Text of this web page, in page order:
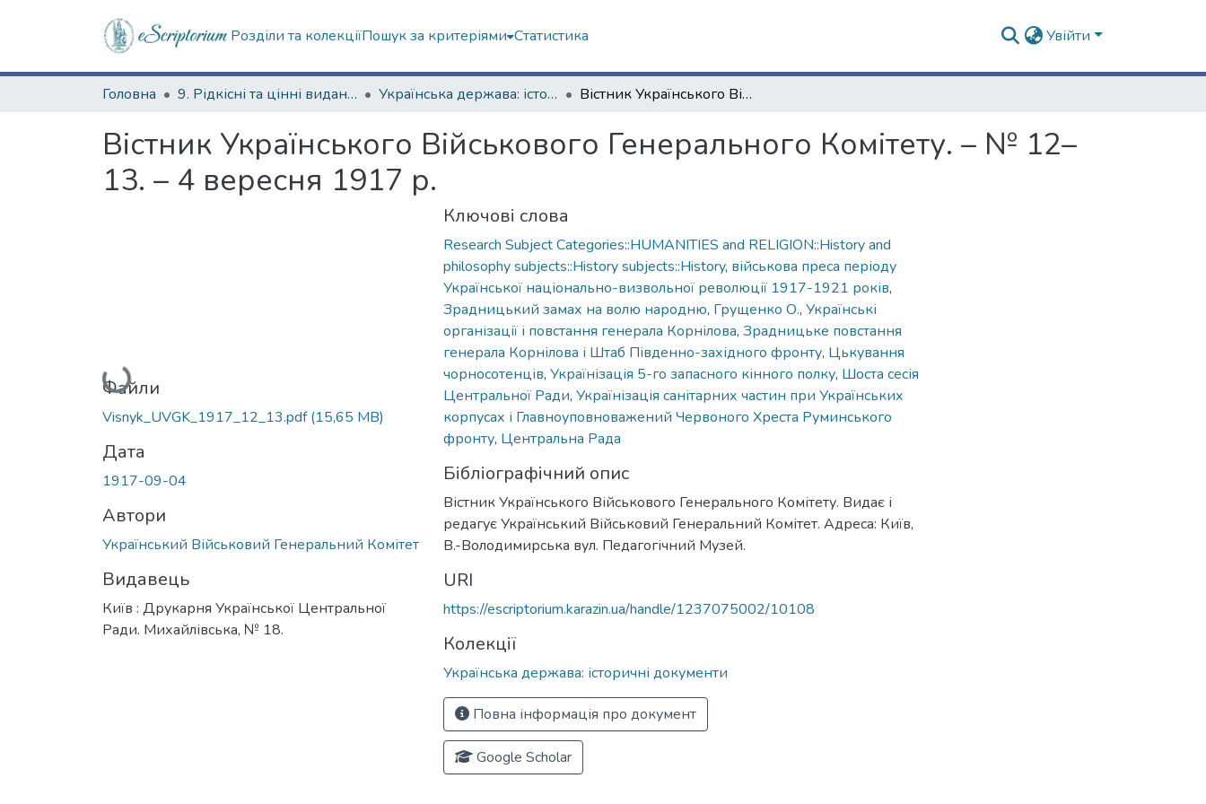
Розділи та колекціїПошук за критеріями Статистика Увійти
Головна 9. Рідкісні та цінні видання Українська держава: історичні документи Вістник Українського Військового Генерального Комітету. – № 12–13. – 4 вересня 1917 р.
Вістник Українського Військового Генерального Комітету. – № 12–
13. – 4 вересня 1917 р.
Вантажиться...
Файли
Visnyk_UVGK_1917_12_13.pdf(15,65 MB)
Дата
1917-09-04
Автори
Український Військовий Генеральний Комітет
Видавець
Київ : Друкарня Української Центральної
Ради. Михайлівська, № 18.
Ключові слова
Research Subject Categories::HUMANITIES and RELIGION::History and
philosophy subjects::History subjects::History, військова преса періоду
Української національно-визвольної революції 1917-1921 років,
Зрадницький замах на волю народню, Грущенко О., Українські
організації і повстання генерала Корнілова, Зрадницьке повстання
генерала Корнілова і Штаб Південно-західного фронту, Цькування
чорносотенців, Українізація 5-го запасного кінного полку, Шоста сесія
Центральної Ради, Українізація санітарних частин при Українських
корпусах і Главноуповноважений Червоного Хреста Руминського
фронту, Центральна Рада
Бібліографічний опис
Вістник Українського Військового Генерального Комітету. Видає і
редагує Український Військовий Генеральний Комітет. Адреса: Київ,
В.-Володимирська вул. Педагогічний Музей.
URI
https://escriptorium.karazin.ua/handle/1237075002/10108
Колекції
Українська держава: історичні документи
Повна інформація про документ
Google Scholar